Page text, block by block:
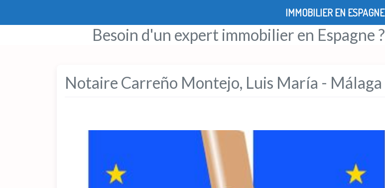
Besoin d'un expert immobilier en Espagne ?
Notaire Carreño Montejo, Luis María - Málaga
IMMOBILIER EN ESPAGNE